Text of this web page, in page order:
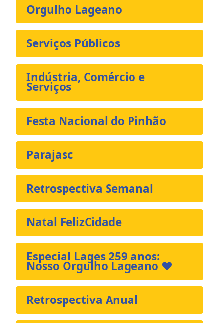
Orgulho Lageano
Serviços Públicos
Indústria, Comércio e
Serviços
Festa Nacional do Pinhão
Parajasc
Retrospectiva Semanal
Natal FelizCidade
Especial Lages 259 anos:
Nosso Orgulho Lageano ❤️
Retrospectiva Anual